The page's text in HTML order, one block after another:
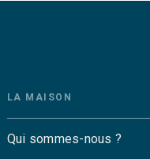
LA MAISON
Qui sommes-nous ?